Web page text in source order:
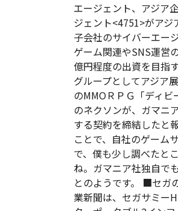
エージェント、アジア
ジェント<4751>がアジ
子会社のサイバーエー
ゲーム関連やSNS運営
億円程度の出資を目指
グループとしてアジア
のMMOＲＰＧ「ディ
のネクソンが、ガマニ
する契約を締結したと
ことで、自社のゲー
で、僕も少し調べたと
ね。ガマニア社独自で
とのようです。 ■セガ
業新聞は、セガサミー